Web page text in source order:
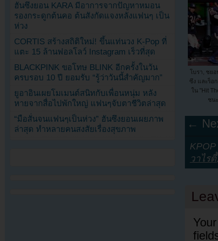
โบรา, ชย
ซึง และร็อ
ใน "Hit
ชน
←
วาไรตี้
ฮันซึงยอน KARA มีอาการจากปัญหาหมอน
รองกระดูกต้นคอ ต้นสังกัดแจงหลังแฟนๆ เป็น
ห่วง
CORTIS สร้างสถิติใหม่! ขึ้นแท่นวง K-Pop ที่
แตะ 15 ล้านฟอลโลว์ Instagram เร็วที่สุด
BLACKPINK ขอโทษ BLINK อีกครั้งในวัน
ครบรอบ 10 ปี ยอมรับ “รู้ว่าวันนี้สำคัญมาก”
ยูอาอินเผยโมเมนต์สนิทกับเพื่อนหนุ่ม หลัง
หายจากสื่อไปพักใหญ่ แฟนๆจับตาชีวิตล่าสุด
“มือสั่นจนแฟนๆเป็นห่วง” ฮันซึงยอนเผยภาพ
ล่าสุด ทำหลายคนสงสัยเรื่องสุขภาพ